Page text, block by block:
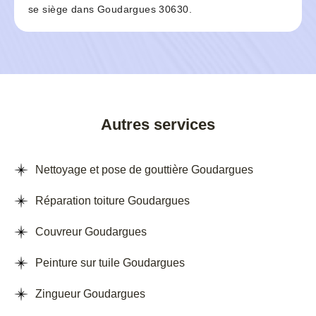
se siège dans Goudargues 30630.
Autres services
Nettoyage et pose de gouttière Goudargues
Réparation toiture Goudargues
Couvreur Goudargues
Peinture sur tuile Goudargues
Zingueur Goudargues